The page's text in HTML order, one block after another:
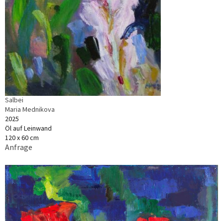
Salbei
Maria Mednikova
2025
Öl auf Leinwand
120 x 60 cm
Anfrage